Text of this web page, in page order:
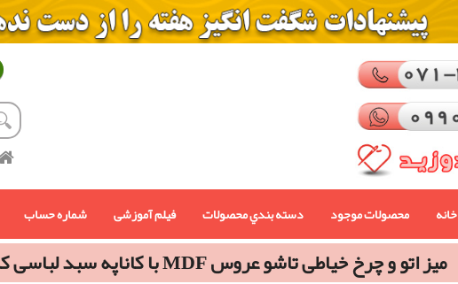
خانه محصولات موجود دسته بندي محصولات فیلم آموزشی شماره حساب
ميز اتو و چرخ خیاطی تاشو عروس MDF با کاناپه سبد لباسی کد 113